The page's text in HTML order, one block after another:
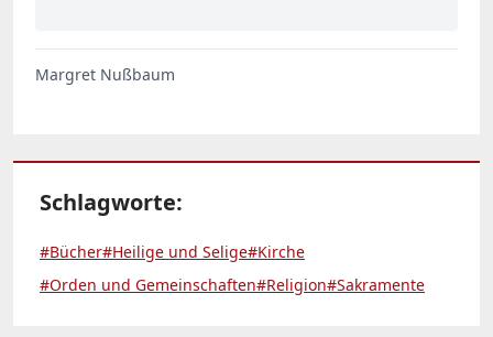
Margret Nußbaum
Schlagworte:
#Bücher#Heilige und Selige#Kirche
#Orden und Gemeinschaften#Religion#Sakramente